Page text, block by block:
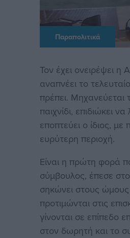
Παραπολιτικά
Τον έχει ονειρέψει
αναπνέει το
πρέπει.
παιχνίδι, επιδιώκει
εποπτεύει ο ίδιος,
ευρύτερη περιοχή.
Είναι η πρώτη φορά
σύμβουλος, έπεσε
σηκώνει στους ώμους
προτιμώνται στις
γίνονται σε επίπεδο
στον δωρητή και το